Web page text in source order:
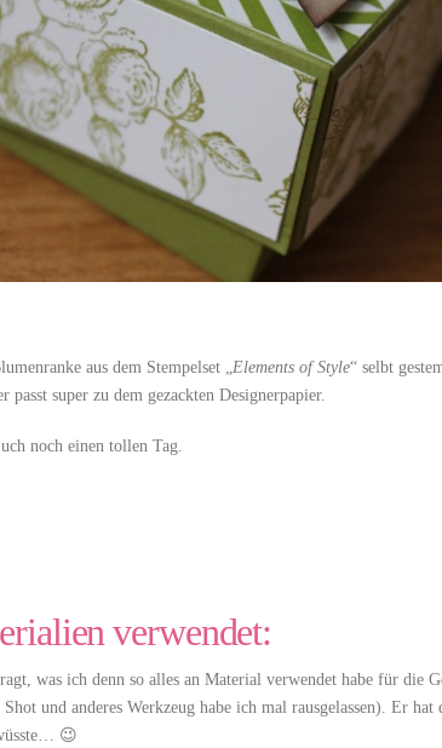
aus dem Stempelset „Elements of Style“ selbt
super zu dem gezackten Designerpapier.
noch einen tollen Tag.
verwendet:
was ich denn so alles an Material verwendet habe für die
und anderes Werkzeug habe ich mal rausgelassen). Er
😉